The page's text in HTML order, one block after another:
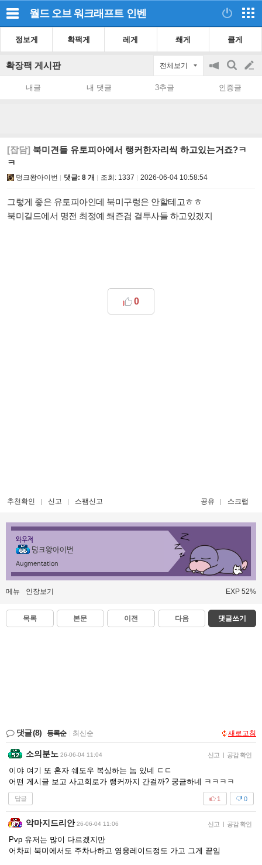
월드 오브 워크래프트 인벤
정보게 확팩게 레게 쐐게 클게
확장팩 게시판 전체보기
공
on/off
검
색
글
쓰
내글 내 댓글 3추글 인증글
[잡담] 북미견들 유토피아에서 랭커한자리씩 하고있는거죠?ㅋ
ㅋ
덩크왕아이번 댓글: 8 개 조회: 1337 2026-06-04 10:58:54
그렇게 좋은 유토피아인데 북미구렁은 안할테고ㅎㅎ
북미길드에서 명전 최정예 쐐즌검 결투사들 하고있겠지
0
추천확인 신고 스팸신고 공유 스크랩
와우저
덩크왕아이번
Augmentation
메뉴 인장보기 EXP 52%
목록 본문 이전 다음 댓글쓰기
댓글(8) 등록순 최신순 새로고침
소의분노 26-06-04 11:04 신고 | 공감 확인
이야 여기 또 혼자 쉐도우 복싱하는 놈 있네 ㄷㄷ
어떤 게시글 보고 사고회로가 랭커까지 간걸까? 궁금하네 ㅋㅋㅋㅋ
답글 0
1
악마지드리안 26-06-04 11:06 신고 | 공감 확인
Pvp 유저는 많이 다르겠지만
어차피 북미에서도 주차나하고 영웅레이드정도 가고 그게 끝임